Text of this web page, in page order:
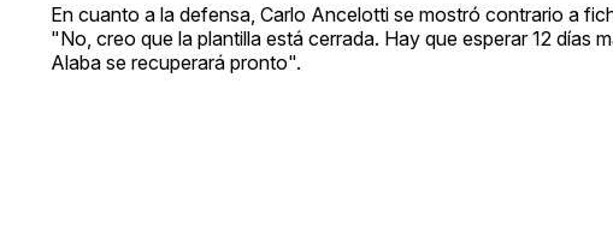
En cuanto a la defensa, Carlo Ancelotti se mostró contrario a
"No, creo que la plantilla está cerrada. Hay que esperar 12 días
Alaba se recuperará pronto".